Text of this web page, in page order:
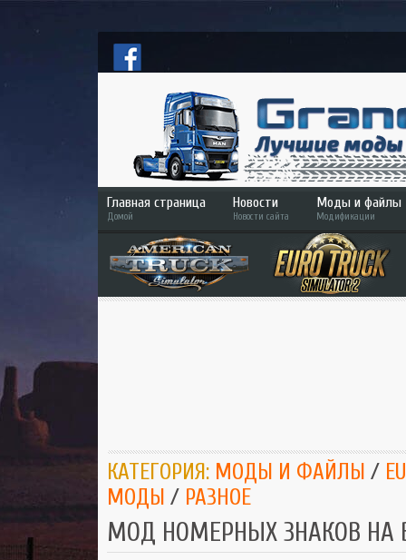
Главная страница
Домой
Новости
Новости сайта
Моды и файлы
Модификации
ETS 2
ATS
КАТЕГОРИЯ: МОДЫ И ФАЙЛЫ /
МОДЫ / РАЗНОЕ
МОД НОМЕРНЫХ ЗНАКОВ НА